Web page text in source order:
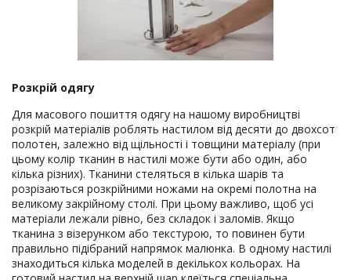
Розкрій одягу
Для масового пошиття одягу на нашому виробництві
розкрій матеріалів роблять настилом від десяти до двохсот
полотен, залежно від щільності і товщини матеріалу (при
цьому колір тканин в настилі може бути або один, або
кілька різних). Тканини стеляться в кілька шарів та
розрізаються розкрійними ножами на окремі полотна на
великому закрійному столі. При цьому важливо, щоб усі
матеріали лежали рівно, без складок і заломів. Якщо
тканина з візерунком або текстурою, то повинен бути
правильно підібраний напрямок малюнка. В одному настилі
знаходиться кілька моделей в декількох кольорах. На